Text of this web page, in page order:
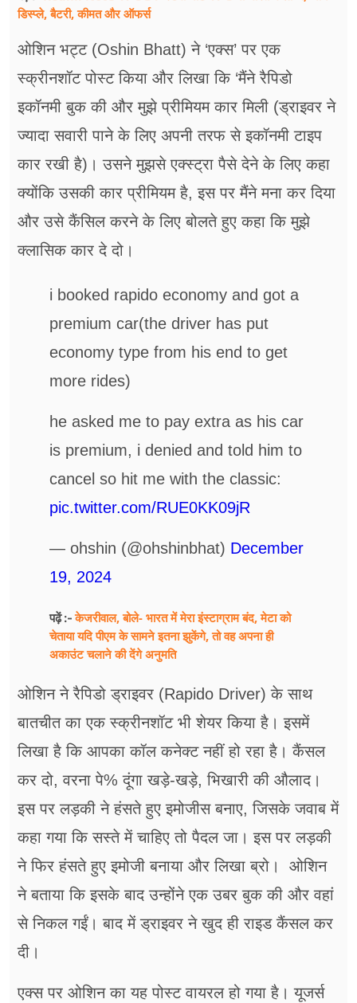
डिस्प्ले, बैटरी, कीमत और ऑफर्स
ओशिन भट्ट (Oshin Bhatt) ने ‘एक्स’ पर एक
स्क्रीनशॉट पोस्ट किया और लिखा कि ‘मैंने रैपिडो
इकॉनमी बुक की और मुझे प्रीमियम कार मिली (ड्राइवर ने
ज्यादा सवारी पाने के लिए अपनी तरफ से इकॉनमी टाइप
कार रखी है)। उसने मुझसे एक्स्ट्रा पैसे देने के लिए कहा
क्योंकि उसकी कार प्रीमियम है, इस पर मैंने मना कर दिया
और उसे कैंसिल करने के लिए बोलते हुए कहा कि मुझे
क्लासिक कार दे दो।
i booked rapido economy and got a
premium car(the driver has put
economy type from his end to get
more rides)
he asked me to pay extra as his car
is premium, i denied and told him to
cancel so hit me with the classic:
pic.twitter.com/RUE0KK09jR
— ohshin (@ohshinbhat) December
19, 2024
पढ़ें :-केजरीवाल, बोले- भारत में मेरा इंस्टाग्राम बंद, मेटा को
चेताया यदि पीएम के सामने इतना झुकेंगे, तो वह अपना ही
अकाउंट चलाने की देंगे अनुमति
ओशिन ने रैपिडो ड्राइवर (Rapido Driver) के साथ
बातचीत का एक स्क्रीनशॉट भी शेयर किया है। इसमें
लिखा है कि आपका कॉल कनेक्ट नहीं हो रहा है। कैंसल
कर दो, वरना पे% दूंगा खड़े-खड़े, भिखारी की औलाद।
इस पर लड़की ने हंसते हुए इमोजीस बनाए, जिसके जवाब में
कहा गया कि सस्ते में चाहिए तो पैदल जा। इस पर लड़की
ने फिर हंसते हुए इमोजी बनाया और लिखा ब्रो। ओशिन
ने बताया कि इसके बाद उन्होंने एक उबर बुक की और वहां
से निकल गईं। बाद में ड्राइवर ने खुद ही राइड कैंसल कर
दी।
एक्स पर ओशिन का यह पोस्ट वायरल हो गया है। यूजर्स